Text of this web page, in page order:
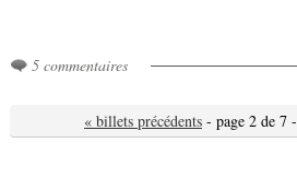
5 commentaires
« billets précédents - page 2 de 7 -